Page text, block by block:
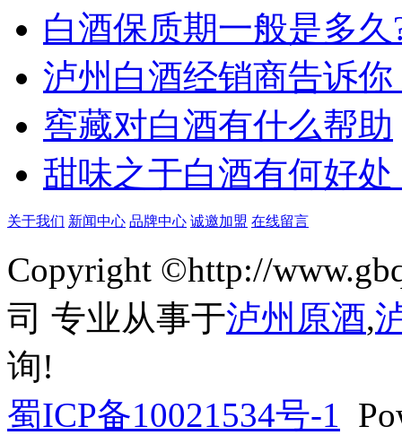
白酒保质期一般是多
泸州白酒经销商告诉
窖藏对白酒有什么帮助
甜味之于白酒有何好处
关于我们 新闻中心 品牌中心 诚邀加盟 在线留言
Copyright ©http://
司 专业从事于泸州原酒,
询!
蜀ICP备10021534号-1